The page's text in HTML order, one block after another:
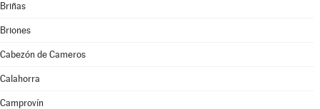
Briñas
Briones
Cabezón de Cameros
Calahorra
Camprovín